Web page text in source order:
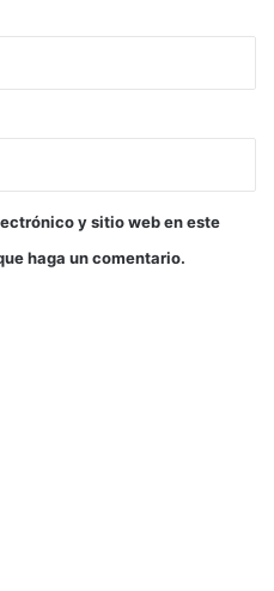
y sitio web en este
haga un comentario.